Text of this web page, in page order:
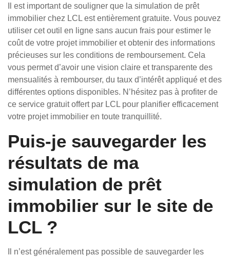
Il est important de souligner que la simulation de prêt
immobilier chez LCL est entièrement gratuite. Vous pouvez
utiliser cet outil en ligne sans aucun frais pour estimer le
coût de votre projet immobilier et obtenir des informations
précieuses sur les conditions de remboursement. Cela
vous permet d’avoir une vision claire et transparente des
mensualités à rembourser, du taux d’intérêt appliqué et des
différentes options disponibles. N’hésitez pas à profiter de
ce service gratuit offert par LCL pour planifier efficacement
votre projet immobilier en toute tranquillité.
Puis-je sauvegarder les
résultats de ma
simulation de prêt
immobilier sur le site de
LCL ?
Il n’est généralement pas possible de sauvegarder les